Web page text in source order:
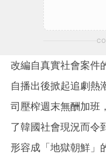
改編自真實社會案件
自播出後掀起追劇熱
司壓榨週末無酬加班
了韓國社會現況而令
形容成「地獄朝鮮」